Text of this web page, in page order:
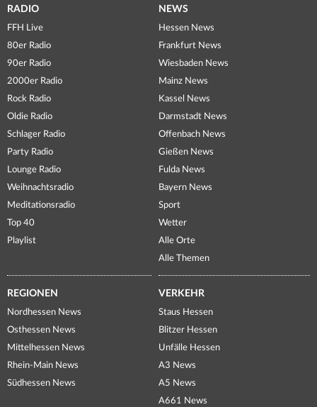
RADIO
FFH Live
80er Radio
90er Radio
2000er Radio
Rock Radio
Oldie Radio
Schlager Radio
Party Radio
Lounge Radio
Weihnachtsradio
Meditationsradio
Top 40
Playlist
NEWS
Hessen News
Frankfurt News
Wiesbaden News
Mainz News
Kassel News
Darmstadt News
Offenbach News
Gießen News
Fulda News
Bayern News
Sport
Wetter
Alle Orte
Alle Themen
REGIONEN
Nordhessen News
Osthessen News
Mittelhessen News
Rhein-Main News
Südhessen News
VERKEHR
Staus Hessen
Blitzer Hessen
Unfälle Hessen
A3 News
A5 News
A661 News